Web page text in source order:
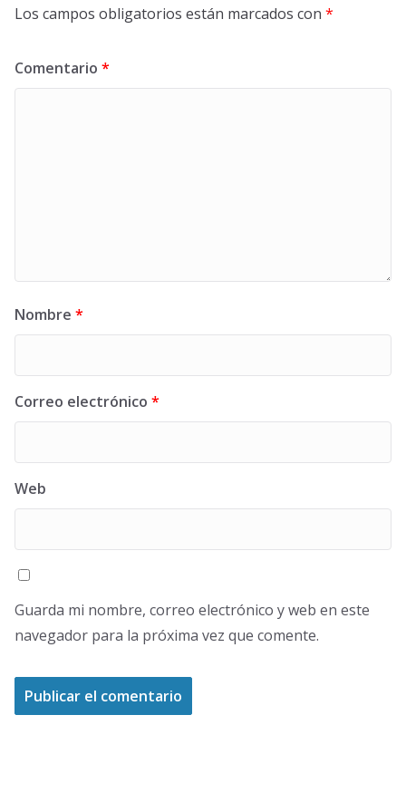
Los campos obligatorios están marcados con *
Comentario *
Nombre *
Correo electrónico *
Web
Guarda mi nombre, correo electrónico y web en este
navegador para la próxima vez que comente.